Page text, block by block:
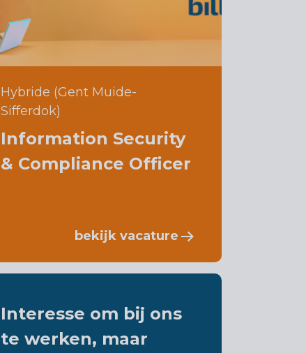
Hybride (Gent Muide-
Sifferdok)
Information Security
& Compliance Officer
bekijk vacature
Interesse om bij ons
te werken, maar